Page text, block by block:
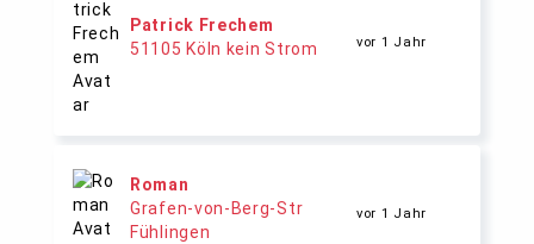
Patrick Frechem
51105 Köln kein Strom
vor 1 Jahr
Roman
Grafen-von-Berg-Str
Fühlingen
vor 1 Jahr